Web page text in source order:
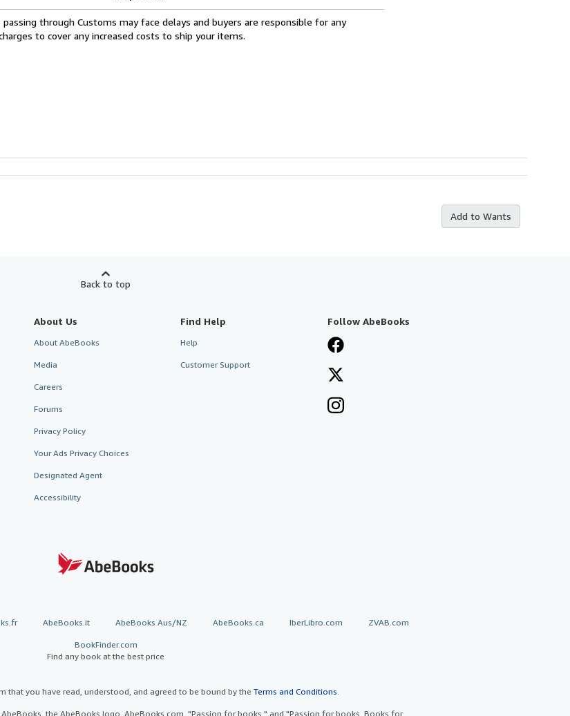
through Customs may face delays and buyers are responsible for any
to cover any increased costs to ship your items.
Add to Wants
Back to top
About Us
About AbeBooks
Media
Careers
Forums
Privacy Policy
Your Ads Privacy Choices
Designated Agent
Accessibility
Find Help
Help
Customer Support
Follow AbeBooks
AbeBooks.it AbeBooks Aus/NZ AbeBooks.ca IberLibro.com ZVAB.com
BookFinder.com
Find any book at the best price
that you have read, understood, and agreed to be bound by the Terms and Conditions
the AbeBooks logo, AbeBooks.com, "Passion for books." and "Passion for books. Books for